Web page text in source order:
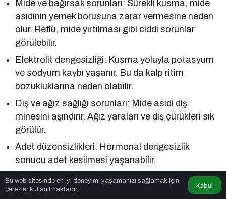
Mide ve bağırsak sorunları: Sürekli kusma, mide
asidinin yemek borusuna zarar vermesine neden
olur. Reflü, mide yırtılması gibi ciddi sorunlar
görülebilir.
Elektrolit dengesizliği: Kusma yoluyla potasyum
ve sodyum kaybı yaşanır. Bu da kalp ritim
bozukluklarına neden olabilir.
Diş ve ağız sağlığı sorunları: Mide asidi diş
minesini aşındırır. Ağız yaraları ve diş çürükleri sık
görülür.
Adet düzensizlikleri: Hormonal dengesizlik
sonucu adet kesilmesi yaşanabilir.
Kas kaybı ve halsizlik: Sürekli yetersiz beslenme
kas gücünü azaltır, kişi bitkin hisseder.
Bu web sitesinde en iyi deneyimi yaşamanızı sağlamak için
çerezler kullanılmaktadır.
Kabul